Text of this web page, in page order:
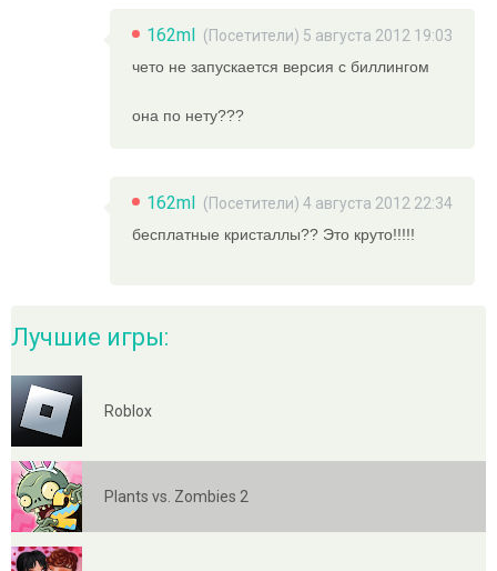
162ml (Посетители) 5 августа 2012 19:03
чето не запускается версия с биллингом
она по нету???
162ml (Посетители) 4 августа 2012 22:34
бесплатные кристаллы?? Это круто!!!!!
Лучшие игры:
Roblox
Plants vs. Zombies 2